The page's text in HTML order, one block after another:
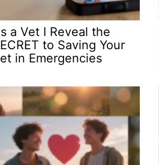
a Vet I Reveal the
to Saving Your
in Emergencies